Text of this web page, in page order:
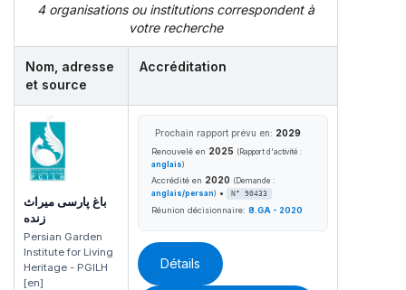
4 organisations ou institutions correspondent à
votre recherche
Nom, adresse
et source
Accréditation
باغ پارسی میراث
زنده
Persian Garden
Institute for Living
Heritage - PGILH
[en]
Prochain rapport prévu en: 2029
Renouvelé en 2025 (Rapport d'activité :
anglais)
Accrédité en 2020 (Demande :
anglais/persan) • N° 90433
Réunion décisionnaire: 8.GA - 2020
Détails